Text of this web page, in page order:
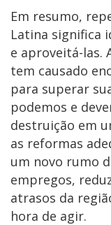
Em resumo,
Latina significa
e aproveitá-las.
tem causado
para superar
podemos e
destruição em
as reformas
um novo rumo
empregos,
atrasos da
hora de agir.